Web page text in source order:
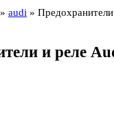
» audi »
и реле